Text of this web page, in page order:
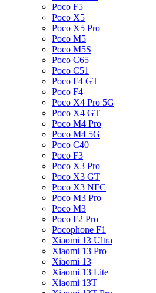
Poco F5
Poco X5
Poco X5 Pro
Poco M5
Poco M5S
Poco C65
Poco C51
Poco F4 GT
Poco F4
Poco X4 Pro 5G
Poco X4 GT
Poco M4 Pro
Poco M4 5G
Poco C40
Poco F3
Poco X3 Pro
Poco X3 GT
Poco X3 NFC
Poco M3 Pro
Poco M3
Poco F2 Pro
Pocophone F1
Xiaomi 13 Ultra
Xiaomi 13 Pro
Xiaomi 13
Xiaomi 13 Lite
Xiaomi 13T